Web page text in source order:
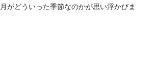
がどういった季節なのかが思い浮かびま